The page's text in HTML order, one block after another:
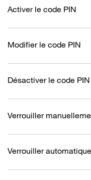
Activer le code PIN
Modifier le code PIN
Désactiver le code PIN
Verrouiller
Verrouiller